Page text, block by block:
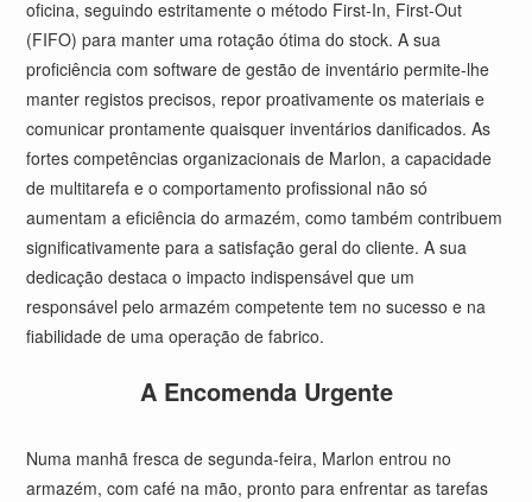
oficina, seguindo estritamente o método First-In, First-Out
(FIFO) para manter uma rotação ótima do stock. A sua
proficiência com software de gestão de inventário permite-lhe
manter registos precisos, repor proativamente os materiais e
comunicar prontamente quaisquer inventários danificados. As
fortes competências organizacionais de Marlon, a capacidade
de multitarefa e o comportamento profissional não só
aumentam a eficiência do armazém, como também contribuem
significativamente para a satisfação geral do cliente. A sua
dedicação destaca o impacto indispensável que um
responsável pelo armazém competente tem no sucesso e na
fiabilidade de uma operação de fabrico.
A Encomenda Urgente
Numa manhã fresca de segunda-feira, Marlon entrou no
armazém, com café na mão, pronto para enfrentar as tarefas